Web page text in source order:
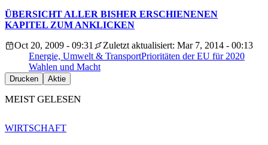
ÜBERSICHT ALLER BISHER ERSCHIENENEN
KAPITEL ZUM ANKLICKEN
Oct 20, 2009 - 09:31
Zuletzt aktualisiert: Mar 7, 2014 - 00:13
Energie, Umwelt & TransportPrioritäten der EU für 2020
Wahlen und Macht
Drucken Aktie
MEIST GELESEN
WIRTSCHAFT